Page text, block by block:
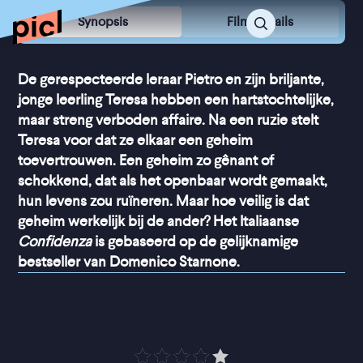
Synopsis Film Details
De gerespecteerde leraar Pietro en zijn briljante,
jonge leerling Teresa hebben een hartstochtelijke,
maar streng verboden affaire. Na een ruzie stelt
Teresa voor dat ze elkaar een geheim
toevertrouwen. Een geheim zo gênant of
schokkend, dat als het openbaar wordt gemaakt,
hun levens zou ruïneren. Maar hoe veilig is dat
geheim werkelijk bij de ander? Het Italiaanse
Confidenzais gebaseerd op de gelijknamige
bestseller van Domenico Starnone.